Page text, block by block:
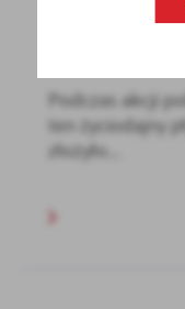
Podczas akcji
ten życiodajny
złożyło...